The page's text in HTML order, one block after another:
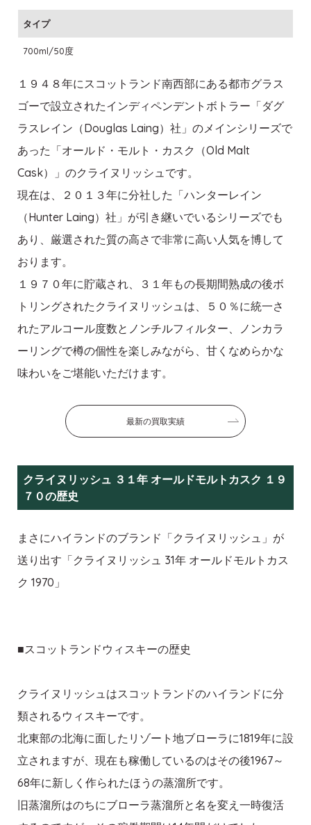
タイプ
700ml/50度
１９４８年にスコットランド南西部にある都市グラス
ゴーで設立されたインディペンデントボトラー「ダグ
ラスレイン（Douglas Laing）社」のメインシリーズで
あった「オールド・モルト・カスク（Old Malt
Cask）」のクライヌリッシュです。
現在は、２０１３年に分社した「ハンターレイン
（Hunter Laing）社」が引き継いでいるシリーズでも
あり、厳選された質の高さで非常に高い人気を博して
おります。
１９７０年に貯蔵され、３１年もの長期間熟成の後ボ
トリングされたクライヌリッシュは、５０％に統一さ
れたアルコール度数とノンチルフィルター、ノンカラ
ーリングで樽の個性を楽しみながら、甘くなめらかな
味わいをご堪能いただけます。
最新の買取実績
クライヌリッシュ ３１年 オールドモルトカスク １９
７０の歴史
まさにハイランドのブランド「クライヌリッシュ」が
送り出す「クライヌリッシュ 31年 オールドモルトカス
ク 1970」
■スコットランドウィスキーの歴史
クライヌリッシュはスコットランドのハイランドに分
類されるウィスキーです。
北東部の北海に面したリゾート地ブローラに1819年に設
立されますが、現在も稼働しているのはその後1967～
68年に新しく作られたほうの蒸溜所です。
旧蒸溜所はのちにブローラ蒸溜所と名を変え一時復活